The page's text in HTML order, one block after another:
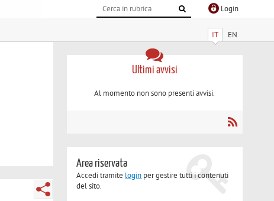
Login
IT EN
Ultimi avvisi
Al momento non sono presenti avvisi.
Area riservata
Accedi tramite login per gestire tutti i contenuti
del sito.